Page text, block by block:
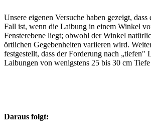
Unsere eigenen Versuche haben gezeigt, dass
Fall ist, wenn die Laibung in einem Winkel
Fensterebene liegt; obwohl der Winkel
örtlichen Gegebenheiten variieren wird.
festgestellt, dass der Forderung nach „tiefen"
Laibungen von wenigstens 25 bis 30 cm Tiefe
Daraus folgt: